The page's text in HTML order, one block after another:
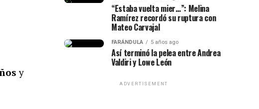
y
“Estaba vuelta mier…”: Melina
Ramírez recordó su ruptura con
Mateo Carvajal
FARÁNDULA 5 años ago
Así terminó la pelea entre Andrea
Valdiri y Lowe León
ADVERTISEMENT